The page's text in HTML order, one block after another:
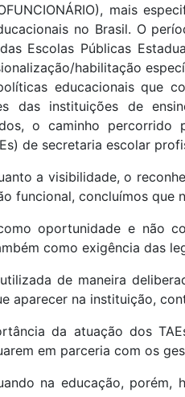
mais
no Brasil. O
Escolas Públicas
habilitação
educacionais que
das instituições de
o caminho
de secretaria escolar
a visibilidade, o
funcional, concluímos que
oportunidade e não
como exigência das
de maneira
aparecer na instituição,
da atuação dos
em parceria com os
na educação, porém,